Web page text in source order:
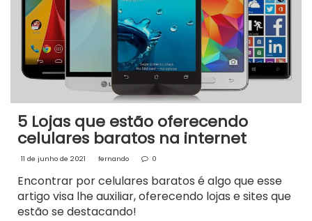
5 Lojas que estão oferecendo
celulares baratos na internet
11 de junho de 2021 fernando 0
Encontrar por celulares baratos é algo que esse
artigo visa lhe auxiliar, oferecendo lojas e sites que
estão se destacando!